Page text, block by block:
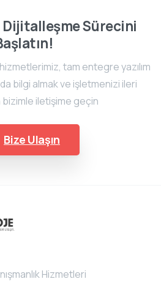
Dijitalleşme Sürecini
tam entegre yazılım
bilgi almak ve işletmenizi ileri
bizimle iletişime geçin
Bize Ulaşın
Hizmetleri